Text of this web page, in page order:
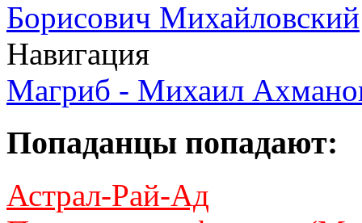
Борисович Михайловский
Навигация
Магриб - Михаил
Попаданцы попадают:
Астрал-Рай-Ад